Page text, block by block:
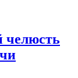
челюсть